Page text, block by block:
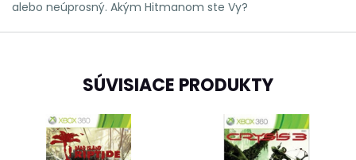
alebo neúprosný. Akým Hitmanom ste Vy?
SÚVISIACE PRODUKTY